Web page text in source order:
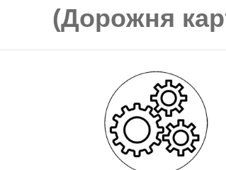
(Дорожня